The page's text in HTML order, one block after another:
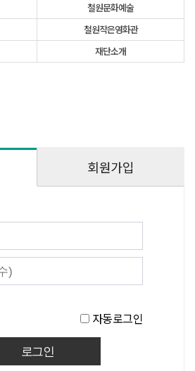
철원문화예술
철원작은영화관
재단소개
회원가입
자동로그인